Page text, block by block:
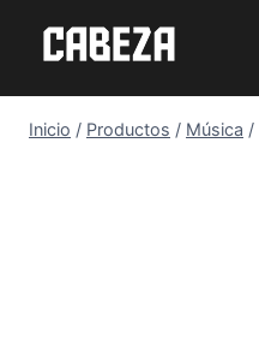
Inicio / Productos / Música /